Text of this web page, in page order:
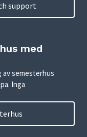
support
med
av semesterhus
Inga